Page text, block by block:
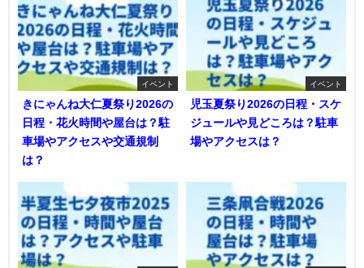
イベント
きにゃんね大仁夏祭り2026の
日程・花火時間や屋台は？駐
車場やアクセスや交通規制
は？
イベント
児玉夏祭り2026の日程・スケ
ジュールや見どころは？駐車
場やアクセスは？